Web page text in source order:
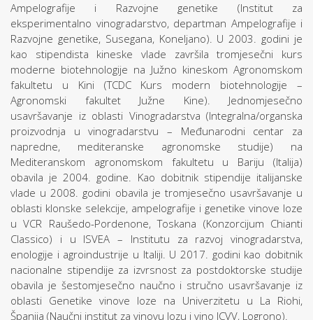
Ampelografije i Razvojne genetike (Institut za
eksperimentalno vinogradarstvo, departman Ampelografije i
Razvojne genetike, Susegana, Koneljano). U 2003. godini je
kao stipendista kineske vlade završila tromjesečni kurs
moderne biotehnologije na Južno kineskom Agronomskom
fakultetu u Kini (TCDC Kurs modern biotehnologije –
Agronomski fakultet Južne Kine). Jednomjesečno
usavršavanje iz oblasti Vinogradarstva (Integralna/organska
proizvodnja u vinogradarstvu – Međunarodni centar za
napredne, mediteranske agronomske studije) na
Mediteranskom agronomskom fakultetu u Bariju (Italija)
obavila je 2004. godine. Kao dobitnik stipendije italijanske
vlade u 2008. godini obavila je tromjesečno usavršavanje u
oblasti klonske selekcije, ampelografije i genetike vinove loze
u VCR Raušedo-Pordenone, Toskana (Konzorcijum Chianti
Classico) i u ISVEA – Institutu za razvoj vinogradarstva,
enologije i agroindustrije u Italiji. U 2017. godini kao dobitnik
nacionalne stipendije za izvrsnost za postdoktorske studije
obavila je šestomjesečno naučno i stručno usavršavanje iz
oblasti Genetike vinove loze na Univerzitetu u La Riohi,
Španija (Naučni institut za vinovu lozu i vino ICVV, Logrono).